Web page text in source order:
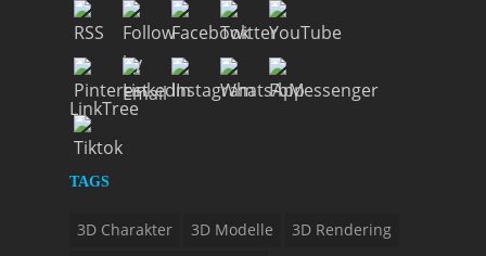
LinkTree
TAGS
3D Charakter 3D Modelle
3D Rendering